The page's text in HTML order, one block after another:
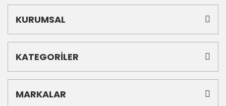
KURUMSAL
KATEGORİLER
MARKALAR